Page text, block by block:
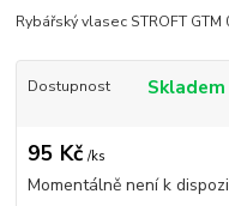
Rybářský vlasec STROFT
Dostupnost Skladem
95 Kč /ks
Momentálně není k